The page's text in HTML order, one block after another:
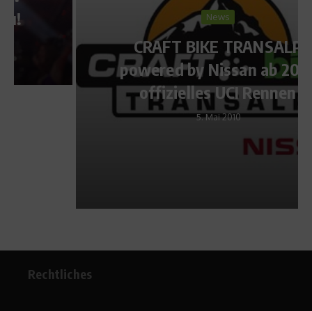
News
CRAFT BIKE TRANSALP
powered by Nissan ab 2010
offizielles UCI Rennen
5. Mai 2010
Rechtliches